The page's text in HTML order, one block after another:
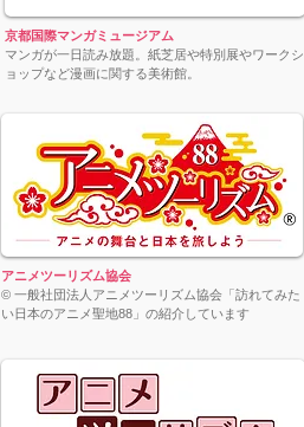
京都国際マンガミュージアム
マンガが一日読み放題。紙芝居や特別展やワークシ
ョップなど漫画に関する美術館。
アニメツーリズム協会
© 一般社団法人アニメツーリズム協会「訪れてみた
い日本のアニメ聖地88」の紹介しています